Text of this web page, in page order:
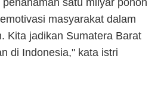
satu milyar pohon
masyarakat dalam
Kita jadikan Sumatera Barat
di Indonesia," kata istri